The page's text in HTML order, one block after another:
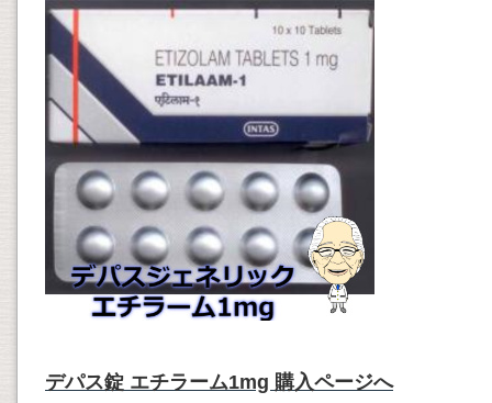
デパス錠 エチラーム1mg 購入ページへ